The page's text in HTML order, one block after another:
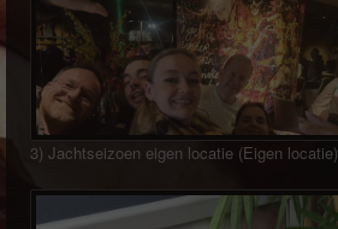
3) Jachtseizoen eigen locatie (Eigen locatie)